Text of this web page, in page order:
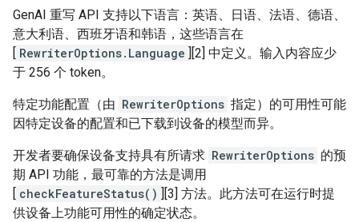
GenAI 重写 API 支持以下语言：英语、日语、法语、德语、
意大利语、西班牙语和韩语，这些语言在
[ RewriterOptions.Language ][2] 中定义。输入内容应少
于 256 个 token。
特定功能配置（由 RewriterOptions 指定）的可用性可能
因特定设备的配置和已下载到设备的模型而异。
开发者要确保设备支持具有所请求 RewriterOptions 的预
期 API 功能，最可靠的方法是调用
[ checkFeatureStatus() ][3] 方法。此方法可在运行时提
供设备上功能可用性的确定状态。